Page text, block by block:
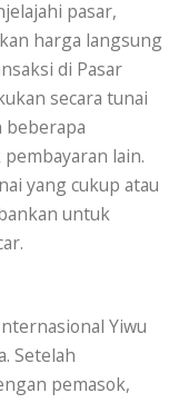
pasar,
harga langsung
di Pasar
secara tunai
beberapa
lain.
yang cukup atau
untuk
Yiwu
Setelah
pemasok,